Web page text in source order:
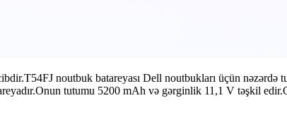
noutbuk batareyası Dell noutbukları üçün
tutumu 5200 mAh və gərginlik 11,1 V təşkil